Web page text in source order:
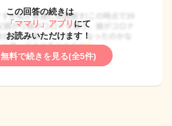
この回答の続きは
「ママリ」アプリ にて
お読みいただけます！
無料で続きを見る(全5件)